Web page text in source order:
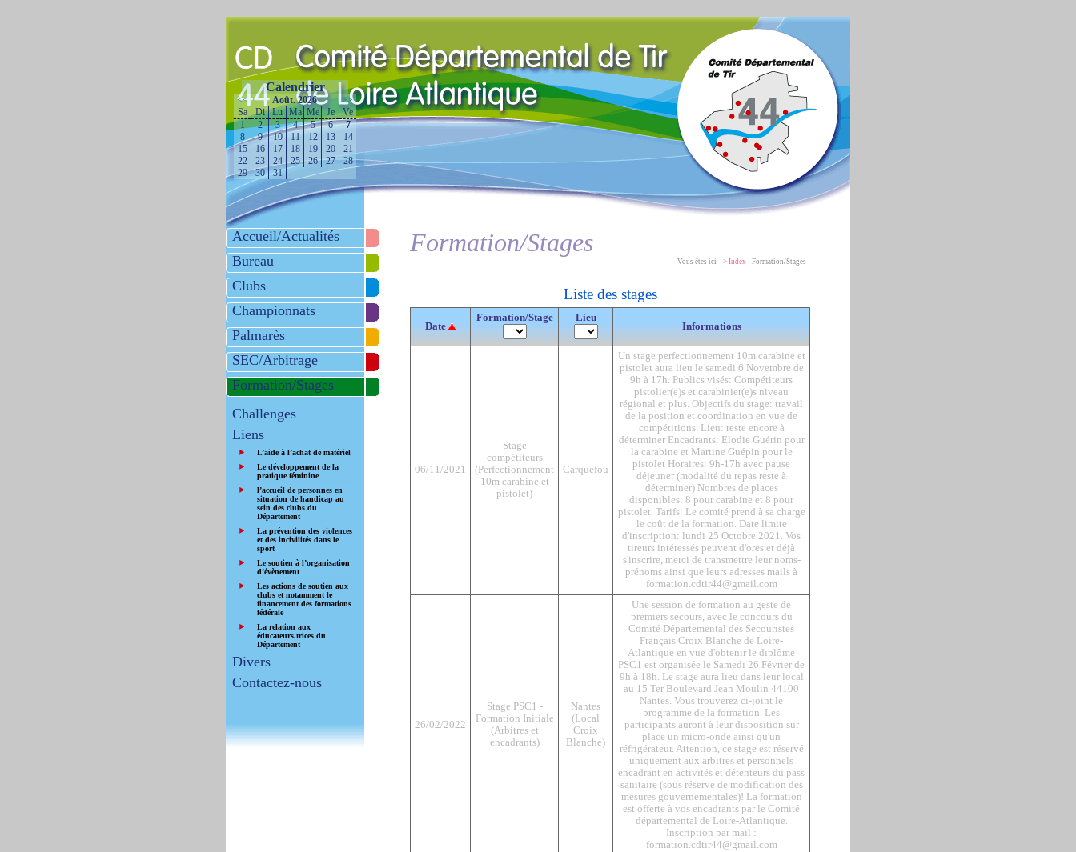
Calendrier
<< Août. 2026
>>
Sa
Di Lu Ma Me Je
Ve
1
2 3 4 5 6
7
8
9 10 11 12 13
14
15
16 17 18 19 20
21
22
23 24 25 26 27
28
29
30 31
Accueil/Actualités
Bureau
Clubs
Championnats
Palmarès
SEC/Arbitrage
Formation/Stages
Challenges
Liens
L’aide à l’achat de matériel
Le développement de la
pratique féminine
l’accueil de personnes en
situation de handicap au
sein des clubs du
Département
La prévention des violences
et des incivilités dans le
sport
Le soutien à l’organisation
d’évènement
Les actions de soutien aux
clubs et notamment le
financement des formations
fédérale
La relation aux
éducateurs.trices du
Département
Divers
Contactez-nous
Formation/Stages
Vous êtes ici --> Index - Formation/Stages
Liste des stages
Date
Formation/Stage Lieu
Informations
06/11/2021
Stage
compétiteurs
(Perfectionnement
10m carabine et
pistolet)
Carquefou
Un stage perfectionnement 10m carabine et
pistolet aura lieu le samedi 6 Novembre de
9h à 17h. Publics visés: Compétiteurs
pistolier(e)s et carabinier(e)s niveau
régional et plus. Objectifs du stage: travail
de la position et coordination en vue de
compétitions. Lieu: reste encore à
déterminer Encadrants: Elodie Guérin pour
la carabine et Martine Guépin pour le
pistolet Horaires: 9h-17h avec pause
déjeuner (modalité du repas reste à
déterminer) Nombres de places
disponibles: 8 pour carabine et 8 pour
pistolet. Tarifs: Le comité prend à sa charge
le coût de la formation. Date limite
d'inscription: lundi 25 Octobre 2021. Vos
tireurs intéressés peuvent d'ores et déjà
s'inscrire, merci de transmettre leur noms-
prénoms ainsi que leurs adresses mails à
formation.cdtir44@gmail.com
26/02/2022
Stage PSC1 -
Formation Initiale
(Arbitres et
encadrants)
Nantes
(Local
Croix
Blanche)
Une session de formation au geste de
premiers secours, avec le concours du
Comité Départemental des Secouristes
Français Croix Blanche de Loire-
Atlantique en vue d'obtenir le diplôme
PSC1 est organisée le Samedi 26 Février de
9h à 18h. Le stage aura lieu dans leur local
au 15 Ter Boulevard Jean Moulin 44100
Nantes. Vous trouverez ci-joint le
programme de la formation. Les
participants auront à leur disposition sur
place un micro-onde ainsi qu'un
réfrigérateur. Attention, ce stage est réservé
uniquement aux arbitres et personnels
encadrant en activités et détenteurs du pass
sanitaire (sous réserve de modification des
mesures gouvernementales)! La formation
est offerte à vos encadrants par le Comité
départemental de Loire-Atlantique.
Inscription par mail :
formation.cdtir44@gmail.com